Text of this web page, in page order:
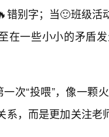
错别字；当🙂班级
在一些小小的矛盾
一次“投喂”，像一
系，而是更加关注